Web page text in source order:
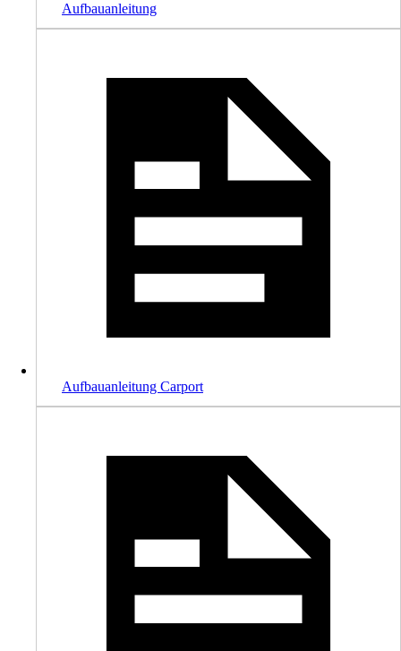
Aufbauanleitung
Aufbauanleitung Carport